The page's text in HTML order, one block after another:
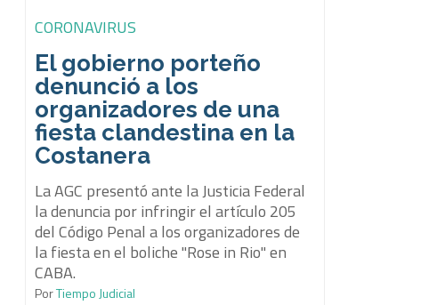
CORONAVIRUS
El gobierno porteño
denunció a los
organizadores de una
fiesta clandestina en la
Costanera
La AGC presentó ante la Justicia Federal
la denuncia por infringir el artículo 205
del Código Penal a los organizadores de
la fiesta en el boliche "Rose in Rio" en
CABA.
PorTiempo Judicial